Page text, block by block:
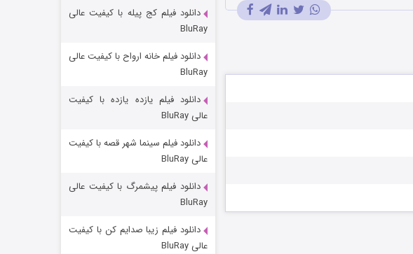
خاندان اژدها فصل ۳
جادوگری در مغولستان
دانلود فیلم کج‌ پیله با کیفیت عالی
BluRay
دانلود فیلم خانه ارواح با کیفیت عالی
BluRay
دانلود فیلم یازده یازده با کیفیت
عالی BluRay
دانلود فیلم سینما شهر قصه با کیفیت
عالی BluRay
دانلود فیلم پیشمرگ با کیفیت عالی
BluRay
دانلود فیلم زیبا صدایم کن با کیفیت
عالی BluRay